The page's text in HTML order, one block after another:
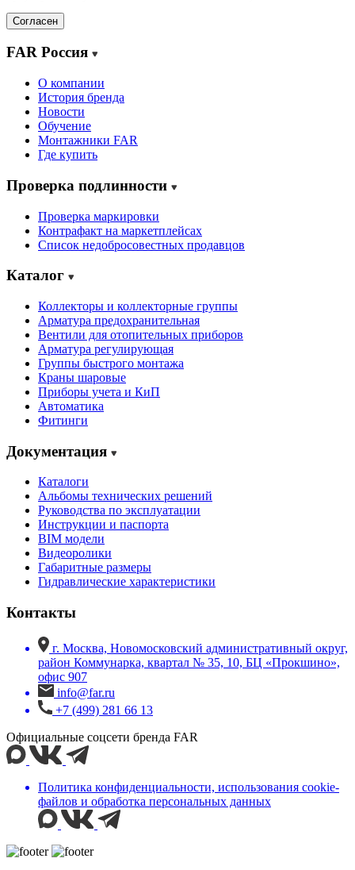
Согласен
FAR Россия
О компании
История бренда
Новости
Обучение
Монтажники FAR
Где купить
Проверка подлинности
Проверка маркировки
Контрафакт на маркетплейсах
Cписок недобросовестных продавцов
Каталог
Коллекторы и коллекторные группы
Арматура предохранительная
Вентили для отопительных приборов
Арматура регулирующая
Группы быстрого монтажа
Краны шаровые
Приборы учета и КиП
Автоматика
Фитинги
Документация
Каталоги
Альбомы технических решений
Руководства по эксплуатации
Инструкции и паспорта
BIM модели
Видеоролики
Габаритные размеры
Гидравлические характеристики
Контакты
г. Москва, Новомосковский административный округ,
район Коммунарка, квартал № 35, 10, БЦ «Прокшино»,
офис 907
info@far.ru
+7 (499) 281 66 13
Официальные соцсети бренда FAR
Политика конфиденциальности, использования сookie-
файлов и обработка персональных данных